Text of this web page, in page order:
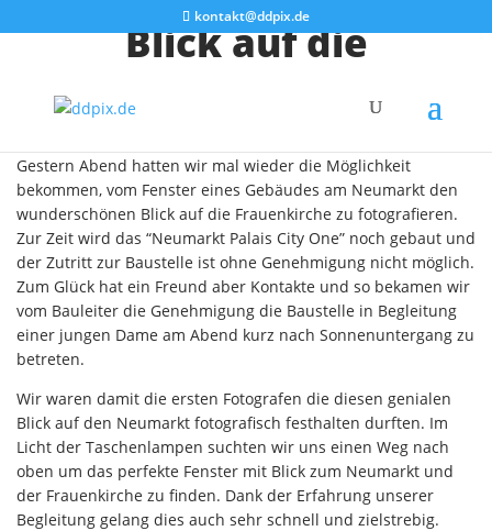
kontakt@ddpix.de
Blick auf die
Gestern Abend hatten wir mal wieder die Möglichkeit
bekommen, vom Fenster eines Gebäudes am Neumarkt den
wunderschönen Blick auf die Frauenkirche zu fotografieren.
Zur Zeit wird das “Neumarkt Palais City One” noch gebaut und
der Zutritt zur Baustelle ist ohne Genehmigung nicht möglich.
Zum Glück hat ein Freund aber Kontakte und so bekamen wir
vom Bauleiter die Genehmigung die Baustelle in Begleitung
einer jungen Dame am Abend kurz nach Sonnenuntergang zu
betreten.
Wir waren damit die ersten Fotografen die diesen genialen
Blick auf den Neumarkt fotografisch festhalten durften. Im
Licht der Taschenlampen suchten wir uns einen Weg nach
oben um das perfekte Fenster mit Blick zum Neumarkt und
der Frauenkirche zu finden. Dank der Erfahrung unserer
Begleitung gelang dies auch sehr schnell und zielstrebig.